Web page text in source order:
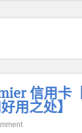
信用卡
用之处】